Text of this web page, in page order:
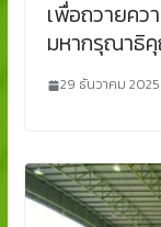
เพื่อถวายคว
มหากรุณาธิ
29 ธันวาคม 2025